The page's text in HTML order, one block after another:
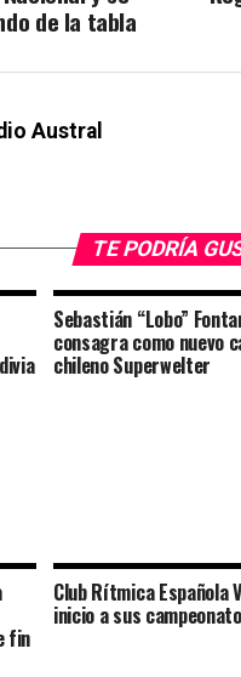
de la tabla
Austral
TE PODRÍA
Sebastián “Lobo”
consagra como nuevo
chileno Superwelter
fin
Club Rítmica Española
inicio a sus